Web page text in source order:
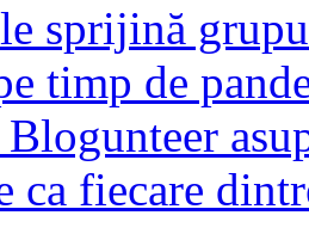
sprijină
timp de
fiecare